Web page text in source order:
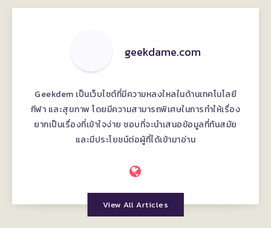
geekdame.com
Geekdem เป็นเว็บไซต์ที่มีความหลงใหลในด้านเทคโนโลยี
กีฬา และสุขภาพ โดยมีความสามารถพิเศษในการทำให้เรื่อง
ยากเป็นเรื่องที่เข้าใจง่าย ชอบที่จะนำเสนอข้อมูลที่ทันสมัย
และมีประโยชน์ต่อผู้ที่ได้เข้ามาอ่าน
View All Articles